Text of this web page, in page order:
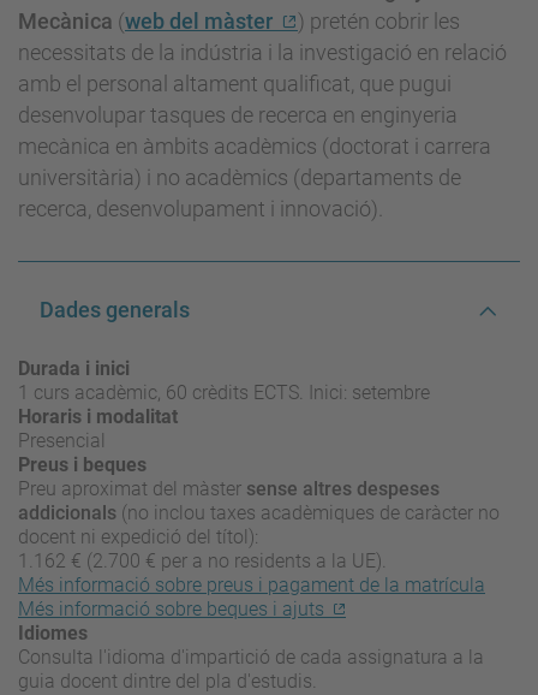
Mecànica (web del màster
) pretén cobrir les
necessitats de la indústria i la investigació en relació
amb el personal altament qualificat, que pugui
desenvolupar tasques de recerca en enginyeria
mecànica en àmbits acadèmics (doctorat i carrera
universitària) i no acadèmics (departaments de
recerca, desenvolupament i innovació).
Dades generals
Durada i inici
1 curs acadèmic, 60 crèdits ECTS. Inici: setembre
Horaris i modalitat
Presencial
Preus i beques
Preu aproximat del màster sense altres despeses
addicionals (no inclou taxes acadèmiques de caràcter no
docent ni expedició del títol):
1.162 € (2.700 € per a no residents a la UE).
Més informació sobre preus i pagament de la matrícula
Més informació sobre beques i ajuts
Idiomes
Consulta l'idioma d'impartició de cada assignatura a la
guia docent dintre del pla d'estudis.